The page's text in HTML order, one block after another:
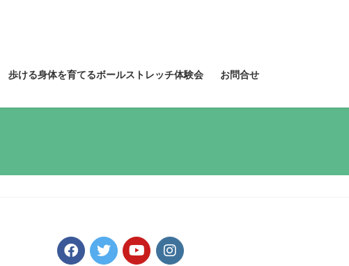
歩ける身体を育てるボールストレッチ体験会 お問合せ